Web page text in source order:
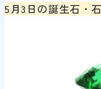
5月3日の誕生石・